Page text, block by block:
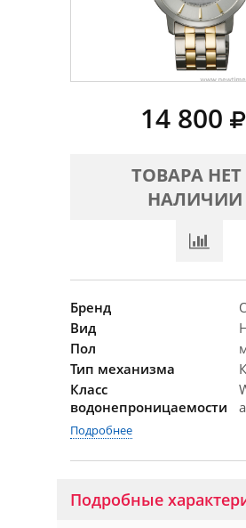
14 800
ТОВАРА НЕТ
НАЛИЧИИ
Бренд
Вид
Пол
Тип механизма
Класс
водонепроницаемости
Подробнее
Подробные